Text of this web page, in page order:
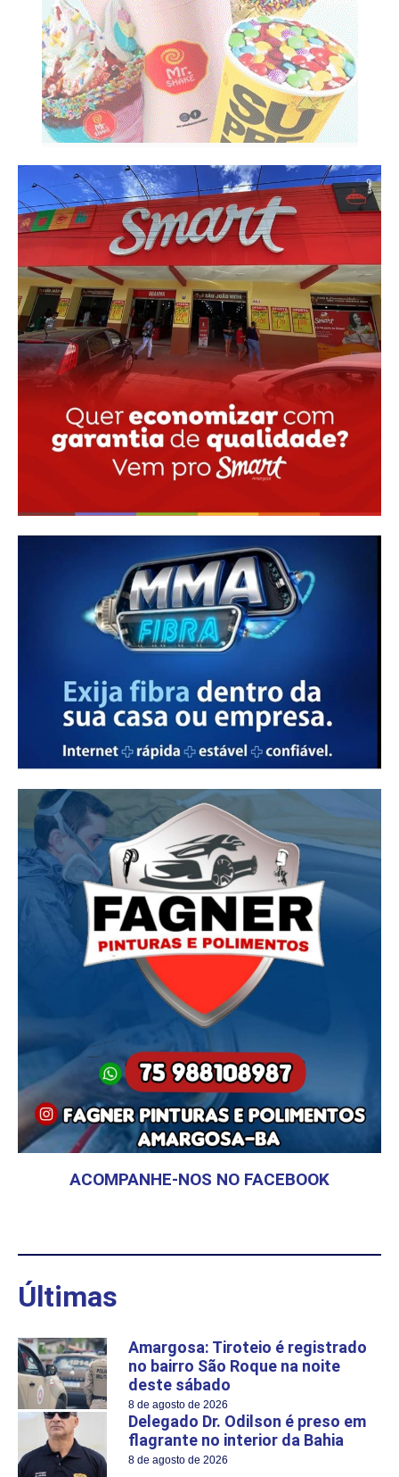
ACOMPANHE-NOS NO FACEBOOK
Últimas
Amargosa: Tiroteio é registrado
no bairro São Roque na noite
deste sábado
8 de agosto de 2026
Delegado Dr. Odilson é preso em
flagrante no interior da Bahia
8 de agosto de 2026